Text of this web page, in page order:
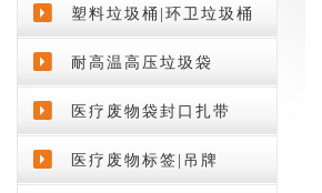
塑料垃圾桶|环卫垃圾桶
耐高温高压垃圾袋
医疗废物袋封口扎带
医疗废物标签|吊牌